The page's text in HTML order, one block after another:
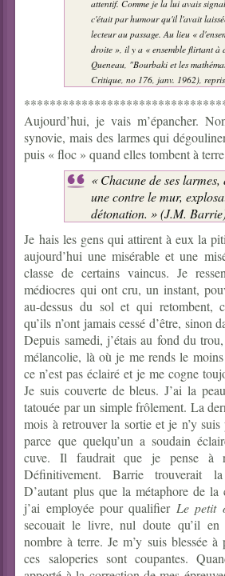
attentif. Comme je la lui avais
c'était par humour qu'il l'avait
lecteur au passage. Au lieu «
droite », il y a « ensemble flirtant à
Queneau, "Bourbaki et les
Critique, no 176, janv. 1962),
Aujourd’hui, je vais m’épancher.
synovie, mais des larmes qui
puis « floc » quand elles tombent à
« Chacune de ses
une contre le mur,
détonation. » (J.M.
Je hais les gens qui attirent à eux la
aujourd’hui une misérable et une
classe de certains vaincus. Je
médiocres qui ont cru, un instant,
au-dessus du sol et qui retombent,
qu’ils n’ont jamais cessé d’être, sinon
Depuis samedi, j’étais au fond du
mélancolie, là où je me rends le
ce n’est pas éclairé et je me cogne
Je suis couverte de bleus. J’ai la
tatouée par un simple frôlement. La
mois à retrouver la sortie et je n’y
parce que quelqu’un a soudain
cuve. Il faudrait que je pense à
Définitivement. Barrie trouverait
D’autant plus que la métaphore de
j’ai employée pour qualifier Le petit
secouait le livre, nul doute qu’il en
nombre à terre. Je m’y suis blessée à
ces saloperies sont coupantes.